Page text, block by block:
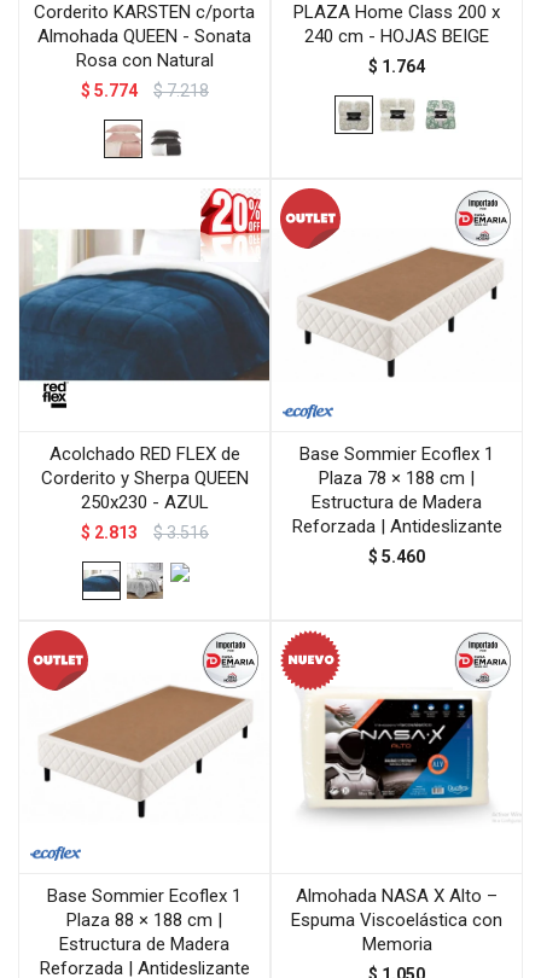
Corderito KARSTEN c/porta
Almohada QUEEN - Sonata
Rosa con Natural
$ 5.774 $7.218
PLAZA Home Class 200 x
240 cm - HOJAS BEIGE
$ 1.764
Acolchado RED FLEX de
Corderito y Sherpa QUEEN
250x230 - AZUL
$ 2.813 $3.516
Base Sommier Ecoflex 1
Plaza 78 × 188 cm |
Estructura de Madera
Reforzada | Antideslizante
$ 5.460
Base Sommier Ecoflex 1
Plaza 88 × 188 cm |
Estructura de Madera
Reforzada | Antideslizante
Almohada NASA X Alto –
Espuma Viscoelástica con
Memoria